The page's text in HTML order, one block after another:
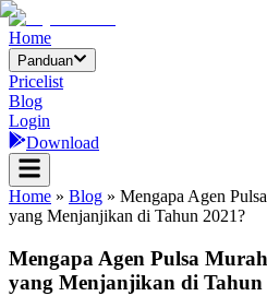
Home
Panduan
Pricelist
Blog
Login
Download
Home » Blog » Mengapa Agen
yang Menjanjikan di Tahun 2021?
Mengapa Agen Pulsa
yang Menjanjikan di Tahun